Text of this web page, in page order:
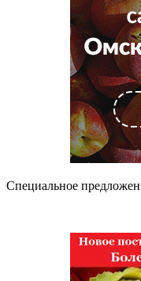
Специальное